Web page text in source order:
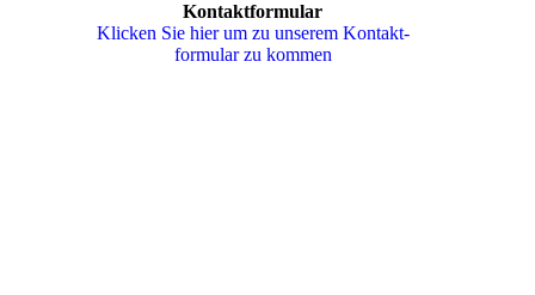
Kontaktformular
Klicken Sie hier um zu unserem Kon­takt­
for­mu­lar zu kommen